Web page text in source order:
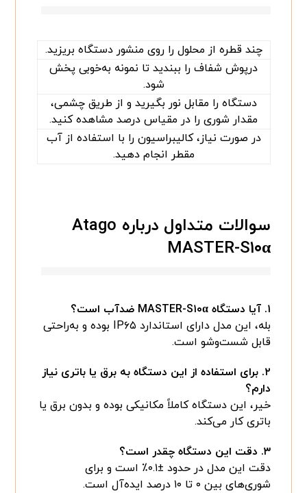
چند قطره از محلول را روی منشور دستگاه بریزید.
درپوش شفاف را ببندید تا نمونه به‌خوبی پخش
شود.
دستگاه را مقابل نور بگیرید و از طریق چشمی،
مقدار شوری را در مقیاس درصد مشاهده کنید.
در صورت نیاز، کالیبراسیون را با استفاده از آب
مقطر انجام دهید.
سوالات متداول درباره Atago
MASTER-S۱۰α
۱. آیا دستگاه MASTER-S۱۰α ضدآب است؟
بله، این مدل دارای استاندارد IP۶۵ بوده و به‌راحتی
قابل شست‌وشو است.
۲. برای استفاده از این دستگاه به برق یا باتری نیاز
دارم؟
خیر، این دستگاه کاملاً مکانیکی بوده و بدون برق یا
باتری کار می‌کند.
۳. دقت این دستگاه چقدر است؟
دقت این مدل در حدود ±۰.۱٪ است و برای
شوری‌های بین ۰ تا ۱۰ درصد ایده‌آل است.